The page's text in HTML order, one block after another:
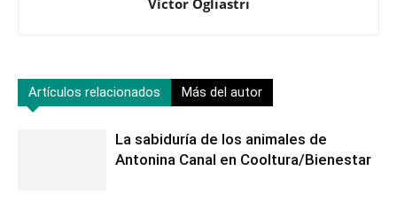
Víctor Ogliastri
Artículos relacionados Más del autor
La sabiduría de los animales de
Antonina Canal en Cooltura/Bienestar